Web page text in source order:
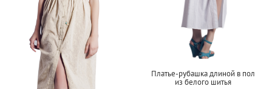
Платье-рубашка длиной в пол
из белого шитья